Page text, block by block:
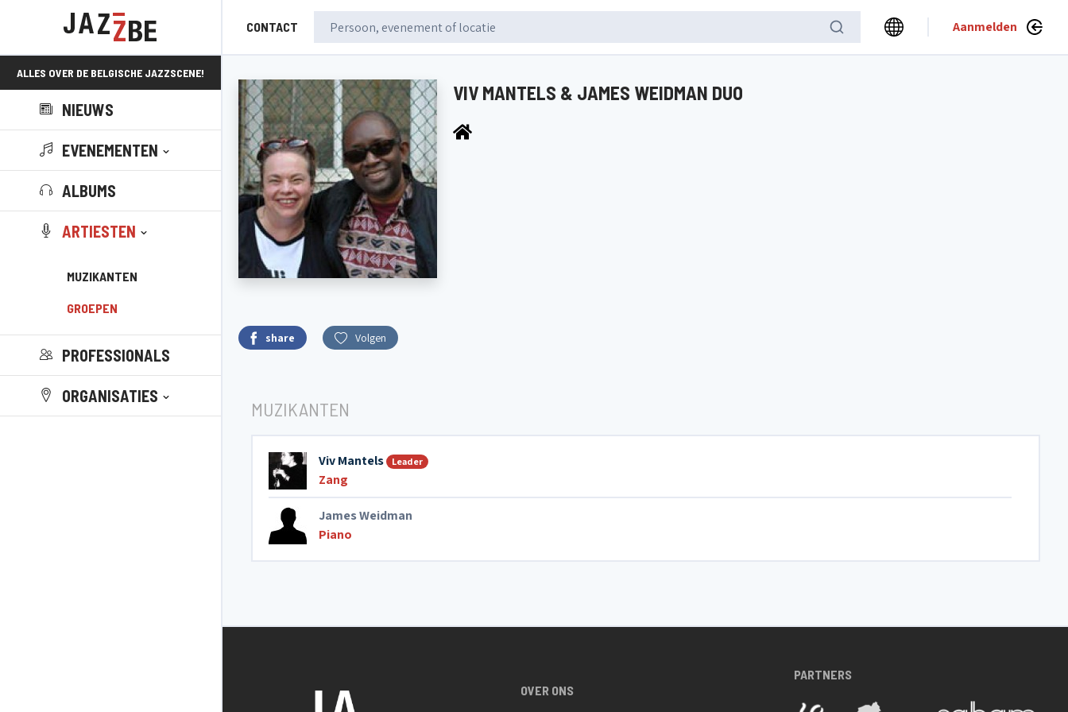
CONTACT Aanmelden
ALLES OVER DE BELGISCHE JAZZSCENE!
NIEUWS
EVENEMENTEN
ALBUMS
ARTIESTEN
MUZIKANTEN
GROEPEN
PROFESSIONALS
ORGANISATIES
VIV MANTELS & JAMES WEIDMAN DUO
share Volgen
MUZIKANTEN
Viv Mantels Leader
Zang
James Weidman
Piano
OVER ONS
PARTNERS